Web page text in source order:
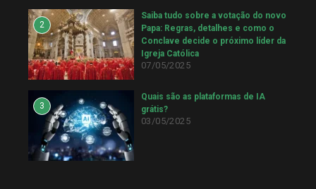
2
Saiba tudo sobre a votação do novo
Papa: Regras, detalhes e como o
Conclave decide o próximo líder da
Igreja Católica
07/05/2025
3
Quais são as plataformas de IA
grátis?
03/05/2025